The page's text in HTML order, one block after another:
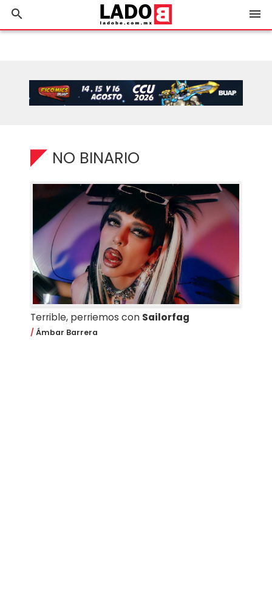
search menu
NO BINARIO
Terrible, perriemos con Sailorfag
Ámbar Barrera